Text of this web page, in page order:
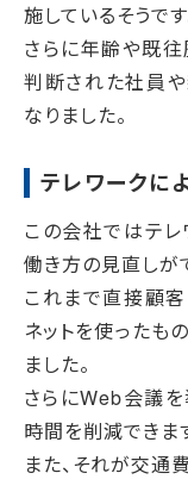
施しているそうです
さらに年齢や既往
判断された社員
なりました。
テレワークに
この会社ではテ
働き方の見直しが
これまで直接顧客
ネットを使ったも
ました。
さらにWeb会議
時間を削減できま
また、それが交通